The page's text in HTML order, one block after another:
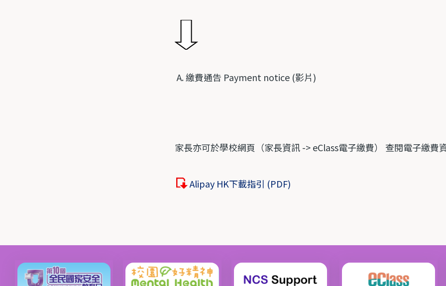
A.繳費通告 Payment notice (影片)
家長亦可於學校網頁（家長資訊 ->eClass電子繳費） 查閱電子繳費
Alipay HK下載指引 (PDF)